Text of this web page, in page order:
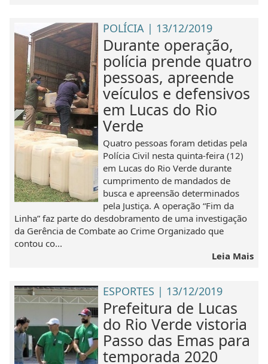
POLÍCIA | 13/12/2019
Durante operação,
polícia prende quatro
pessoas, apreende
veículos e defensivos
em Lucas do Rio
Verde
Quatro pessoas foram detidas pela
Polícia Civil nesta quinta-feira (12)
em Lucas do Rio Verde durante
cumprimento de mandados de
busca e apreensão determinados
pela Justiça. A operação “Fim da
Linha” faz parte do desdobramento de uma investigação
da Gerência de Combate ao Crime Organizado que
contou co...
Leia Mais
ESPORTES | 13/12/2019
Prefeitura de Lucas
do Rio Verde vistoria
Passo das Emas para
temporada 2020